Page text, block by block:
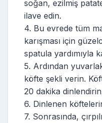
soğan, ezilmiş
ilave edin.
4. Bu evrede tüm
karışması için
spatula yardımıyla
5. Ardından
köfte şekli verin.
20 dakika
6. Dinlenen
7. Sonrasında,